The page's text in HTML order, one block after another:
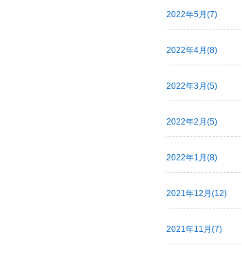
2022年5月(7)
2022年4月(8)
2022年3月(5)
2022年2月(5)
2022年1月(8)
2021年12月(12)
2021年11月(7)